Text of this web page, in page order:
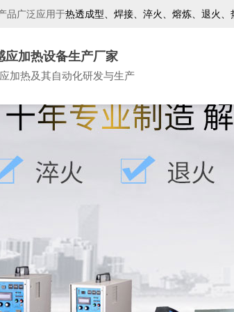
品广泛应用于热透成型、焊接、淬火、熔炼、退火、
应加热设备生产厂家
加热及其自动化研发与生产